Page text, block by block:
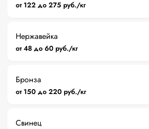
от 122 до 275 руб./кг
Нержавейка
от 48 до 60 руб./кг
Бронза
от 150 до 220 руб./кг
Свинец